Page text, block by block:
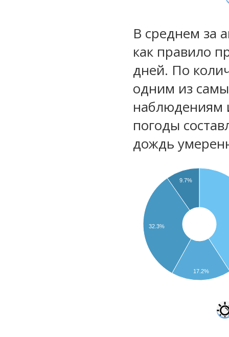
В среднем за
как правило
дней. По
одним из
наблюдениям
погоды
дождь
9.7%
32.3%
17.2%